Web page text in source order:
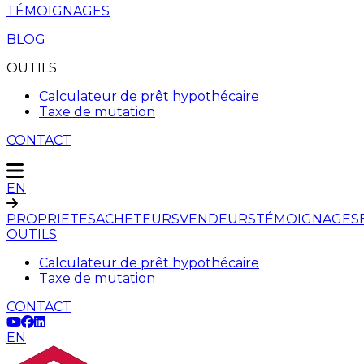
TÉMOIGNAGES
BLOG
OUTILS
Calculateur de prêt hypothécaire
Taxe de mutation
CONTACT
EN
PROPRIETESACHETEURSVENDEURSTÉMOIGNAGES
OUTILS
Calculateur de prêt hypothécaire
Taxe de mutation
CONTACT
EN